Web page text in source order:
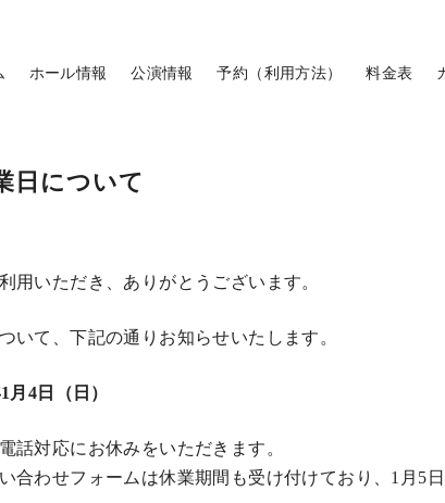
ホール情報 公演情報 予約（利用方法） 料金表
日について
用いただき、ありがとうございます。
いて、下記の通りお知らせいたします。
月4日（日）
話対応にお休みをいただきます。
合わせフォームは休業期間も受け付けており、1月5